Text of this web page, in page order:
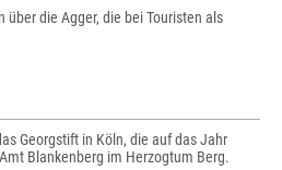
die Agger, die bei Touristen als
Georgstift in Köln, die auf das Jahr
Blankenberg im Herzogtum Berg.